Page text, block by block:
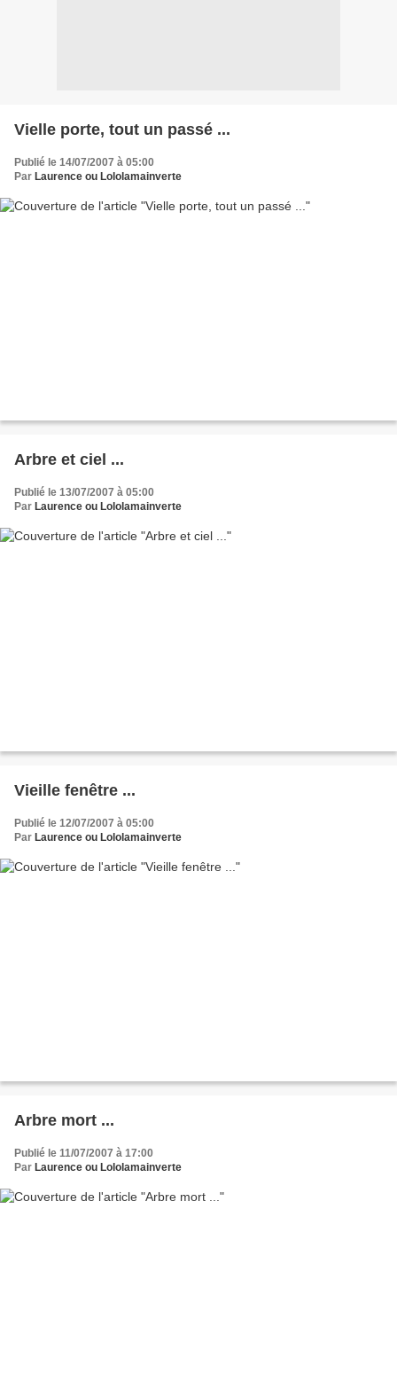
Vielle porte, tout un passé ...
Publié le 14/07/2007 à 05:00
Par Laurence ou Lololamainverte
Arbre et ciel ...
Publié le 13/07/2007 à 05:00
Par Laurence ou Lololamainverte
Vieille fenêtre ...
Publié le 12/07/2007 à 05:00
Par Laurence ou Lololamainverte
Arbre mort ...
Publié le 11/07/2007 à 17:00
Par Laurence ou Lololamainverte